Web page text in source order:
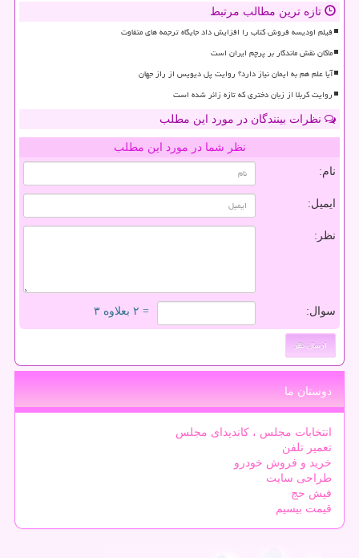
تازه ترین مطالب مرتبط
فیلم اودیسه فروش کتاب را افزایش داد جایگاه ترجمه های متفاوت
ماکان نقش ماندگار بر پرچم ایران است
آیا علم هم به ایمان نیاز دارد؟ روایت پل دیویس از راز جهان
روایت کربلا از زبان دختری که تازه زائر شده است
نظرات بینندگان در مورد این مطلب
نظر شما در مورد این مطلب
نام:
ایمیل:
نظر:
سوال: = ۲ بعلاوه ۳
دوستان ما
انتخابات مجلس ، کاندیدای مجلس
تعمیر تلفن
خرید و فروش خودرو
طراحی سایت
فیش حج
قیمت بیسیم